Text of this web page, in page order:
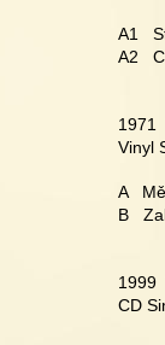
A1
A2
1971
Vinyl
A
B
1999
CD